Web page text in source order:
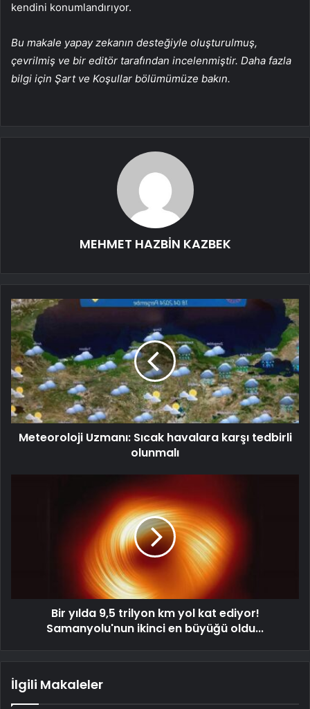
kendini konumlandırıyor.
Bu makale yapay zekanın desteğiyle oluşturulmuş,
çevrilmiş ve bir editör tarafından incelenmiştir. Daha fazla
bilgi için Şart ve Koşullar bölümümüze bakın.
MEHMET HAZBİN KAZBEK
Meteoroloji Uzmanı: Sıcak havalara karşı tedbirli
olunmalı
Bir yılda 9,5 trilyon km yol kat ediyor!
Samanyolu'nun ikinci en büyüğü oldu...
İlgili Makaleler